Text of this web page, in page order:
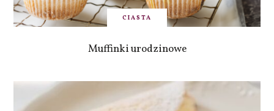
CIASTA
Muffinki urodzinowe